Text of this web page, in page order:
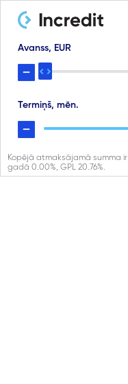
Avanss, EUR
Termiņš, mēn.
Kopējā atmaksājamā summa ir
gadā 0.00%, GPL 20.76%.